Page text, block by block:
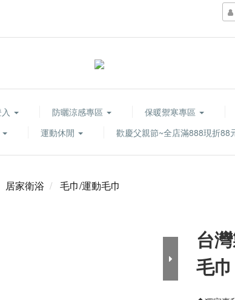
防曬涼感專區 保暖禦寒專區
運動休閒 歡慶父親節~全店滿888現折88
居家衛浴 毛巾/運動毛巾
台
毛